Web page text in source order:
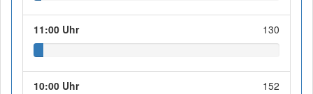
11:00 Uhr 130
10:00 Uhr 152